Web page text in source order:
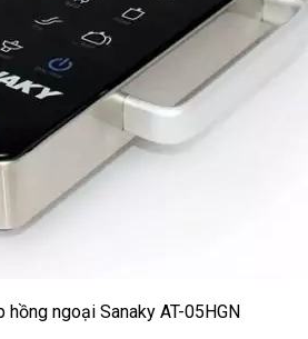
ngoại Sanaky AT-05HGN